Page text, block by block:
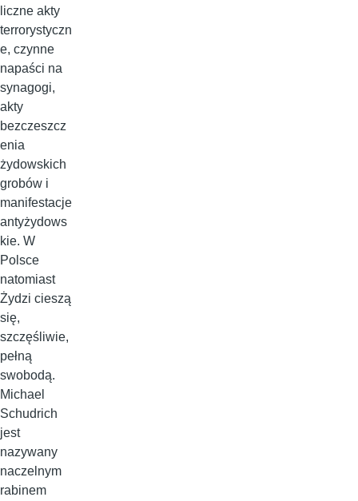
liczne akty
terrorystyczn
e, czynne
napaści na
synagogi,
akty
bezczeszcz
enia
żydowskich
grobów i
manifestacje
antyżydows
kie. W
Polsce
natomiast
Żydzi cieszą
się,
szczęśliwie,
pełną
swobodą.
Michael
Schudrich
jest
nazywany
naczelnym
rabinem